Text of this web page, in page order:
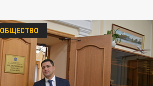
ОБЩЕСТВО